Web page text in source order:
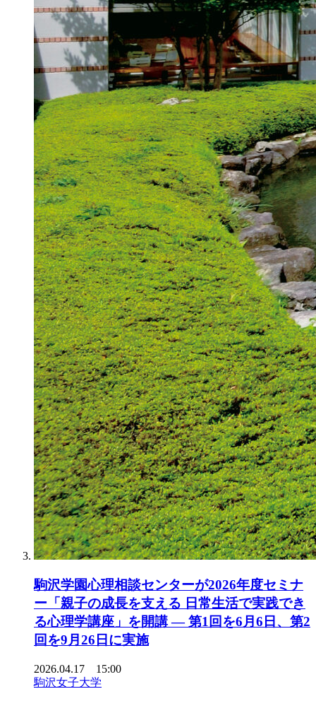
駒沢学園心理相談センターが2026年度セミナ
ー「親子の成長を支える 日常生活で実践でき
る心理学講座」を開講 ― 第1回を6月6日、第2
回を9月26日に実施
2026.04.17 15:00
駒沢女子大学